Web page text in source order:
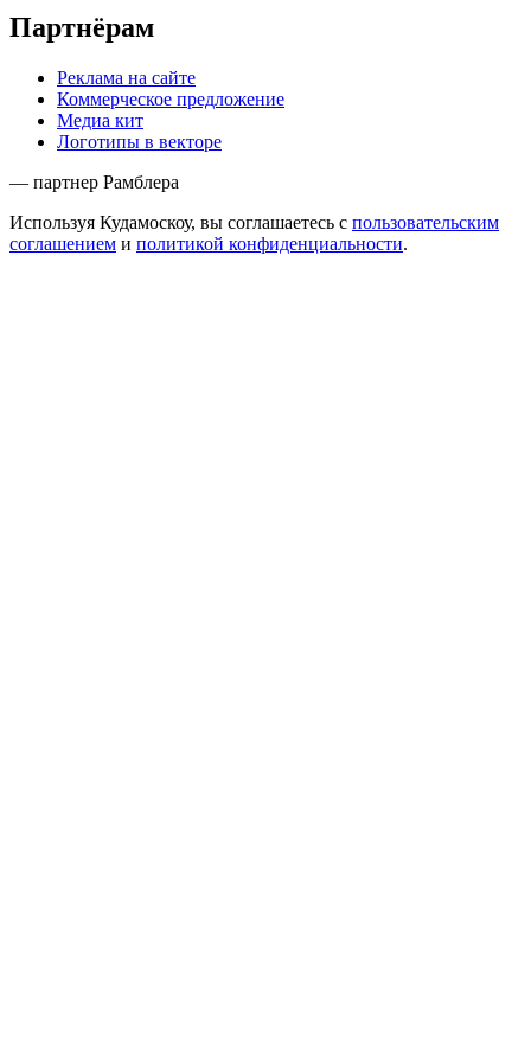
Партнёрам
Реклама на сайте
Коммерческое предложение
Медиа кит
Логотипы в векторе
— партнер Рамблера
Используя Кудамоскоу, вы соглашаетесь с пользовательским
соглашением и политикой конфиденциальности.